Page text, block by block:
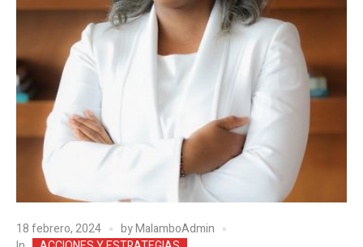
18 febrero, 2024 byMalamboAdmin